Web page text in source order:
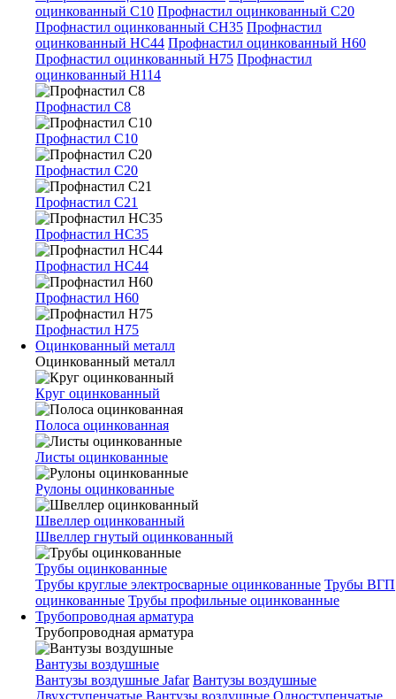
оцинкованный С10 Профнастил оцинкованный С20
Профнастил оцинкованный СН35 Профнастил
оцинкованный НС44 Профнастил оцинкованный Н60
Профнастил оцинкованный Н75 Профнастил
оцинкованный Н114
Профнастил С8
Профнастил С10
Профнастил С20
Профнастил С21
Профнастил НС35
Профнастил НС44
Профнастил Н60
Профнастил Н75
Оцинкованный металл
Оцинкованный металл
Круг оцинкованный
Полоса оцинкованная
Листы оцинкованные
Рулоны оцинкованные
Швеллер оцинкованный
Швеллер гнутый оцинкованный
Трубы оцинкованные
Трубы круглые электросварные оцинкованные Трубы ВГП
оцинкованные Трубы профильные оцинкованные
Трубопроводная арматура
Трубопроводная арматура
Вантузы воздушные
Вантузы воздушные Jafar Вантузы воздушные
Двухступенчатые Вантузы воздушные Одноступенчатые